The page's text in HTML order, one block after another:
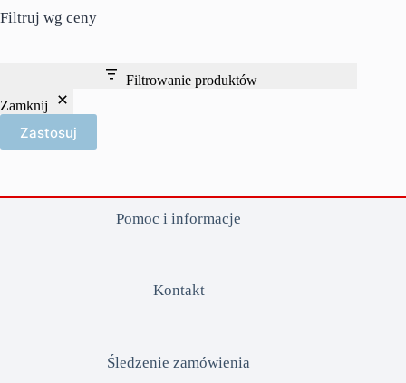
Filtruj wg ceny
Filtrowanie produktów
Zamknij
Zastosuj
Pomoc i informacje
Kontakt
Śledzenie zamówienia